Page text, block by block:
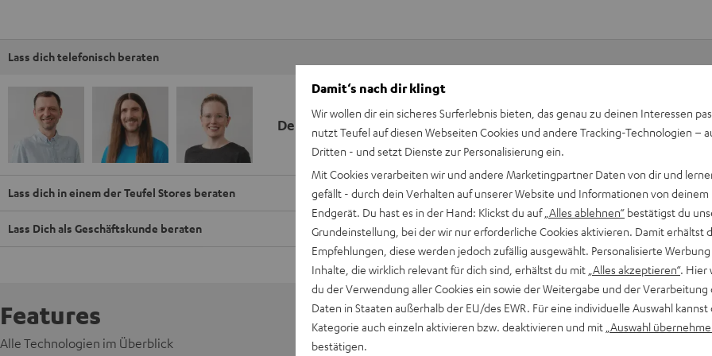
Lass dich telefonisch beraten
Deine Kaufberatung
Keinen Store in der Nähe? Kein
beraten dich auch persönlich am
Lass dich in einem der Teufel Stores beraten
Lass Dich als Geschäftskunde beraten
Features
Alle Technologien im Überblick
Damit‘s nach dir klingt
Wir wollen dir ein sicheres Surferlebnis bieten, das genau zu deinen Interessen
nutzt Teufel auf diesen Webseiten Cookies und andere Tracking-Technologien –
Dritten - und setzt Dienste zur Personalisierung ein.
Mit Cookies verarbeiten wir und andere Marketingpartner Daten von dir und
gefällt - durch dein Verhalten auf unserer Website und Informationen von deinem
Endgerät. Du hast es in der Hand: Klickst du auf „Alles ablehnen“ bestätigst du
Grundeinstellung, bei der wir nur erforderliche Cookies aktivieren. Damit erhältst
Empfehlungen, diese werden jedoch zufällig ausgewählt. Personalisierte
Inhalte, die wirklich relevant für dich sind, erhältst du mit „Alles akzeptieren“. Hier
du der Verwendung aller Cookies ein sowie der Weitergabe und der Verarbeitung
Daten in Staaten außerhalb der EU/des EWR. Für eine individuelle Auswahl kannst
Kategorie auch einzeln aktivieren bzw. deaktivieren und mit „Auswahl
bestätigen.